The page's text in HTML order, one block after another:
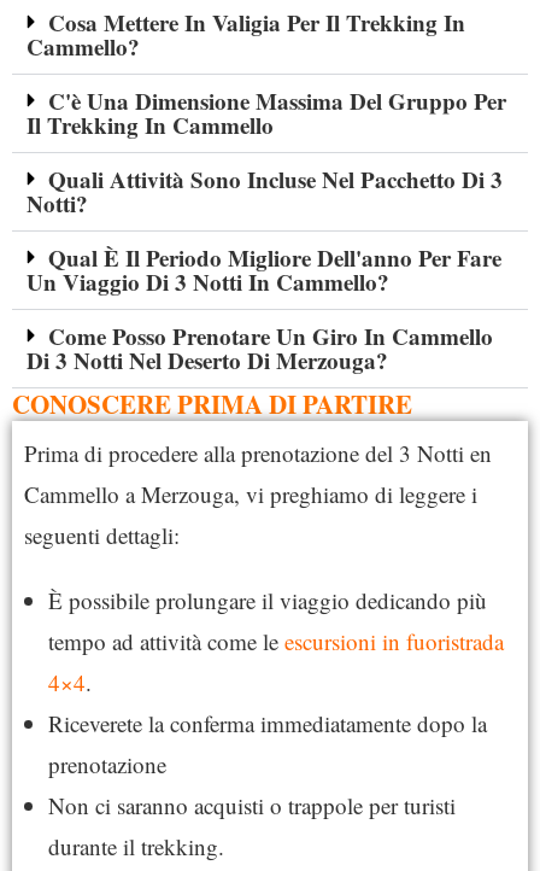
Cosa Mettere In Valigia Per Il Trekking In
Cammello?
C'è Una Dimensione Massima Del Gruppo Per
Il Trekking In Cammello
Quali Attività Sono Incluse Nel Pacchetto Di 3
Notti?
Qual È Il Periodo Migliore Dell'anno Per Fare
Un Viaggio Di 3 Notti In Cammello?
Come Posso Prenotare Un Giro In Cammello
Di 3 Notti Nel Deserto Di Merzouga?
CONOSCERE PRIMA DI PARTIRE
Prima di procedere alla prenotazione del 3 Notti en
Cammello a Merzouga, vi preghiamo di leggere i
seguenti dettagli:
È possibile prolungare il viaggio dedicando più
tempo ad attività come le escursioni in fuoristrada
4×4.
Riceverete la conferma immediatamente dopo la
prenotazione
Non ci saranno acquisti o trappole per turisti
durante il trekking.